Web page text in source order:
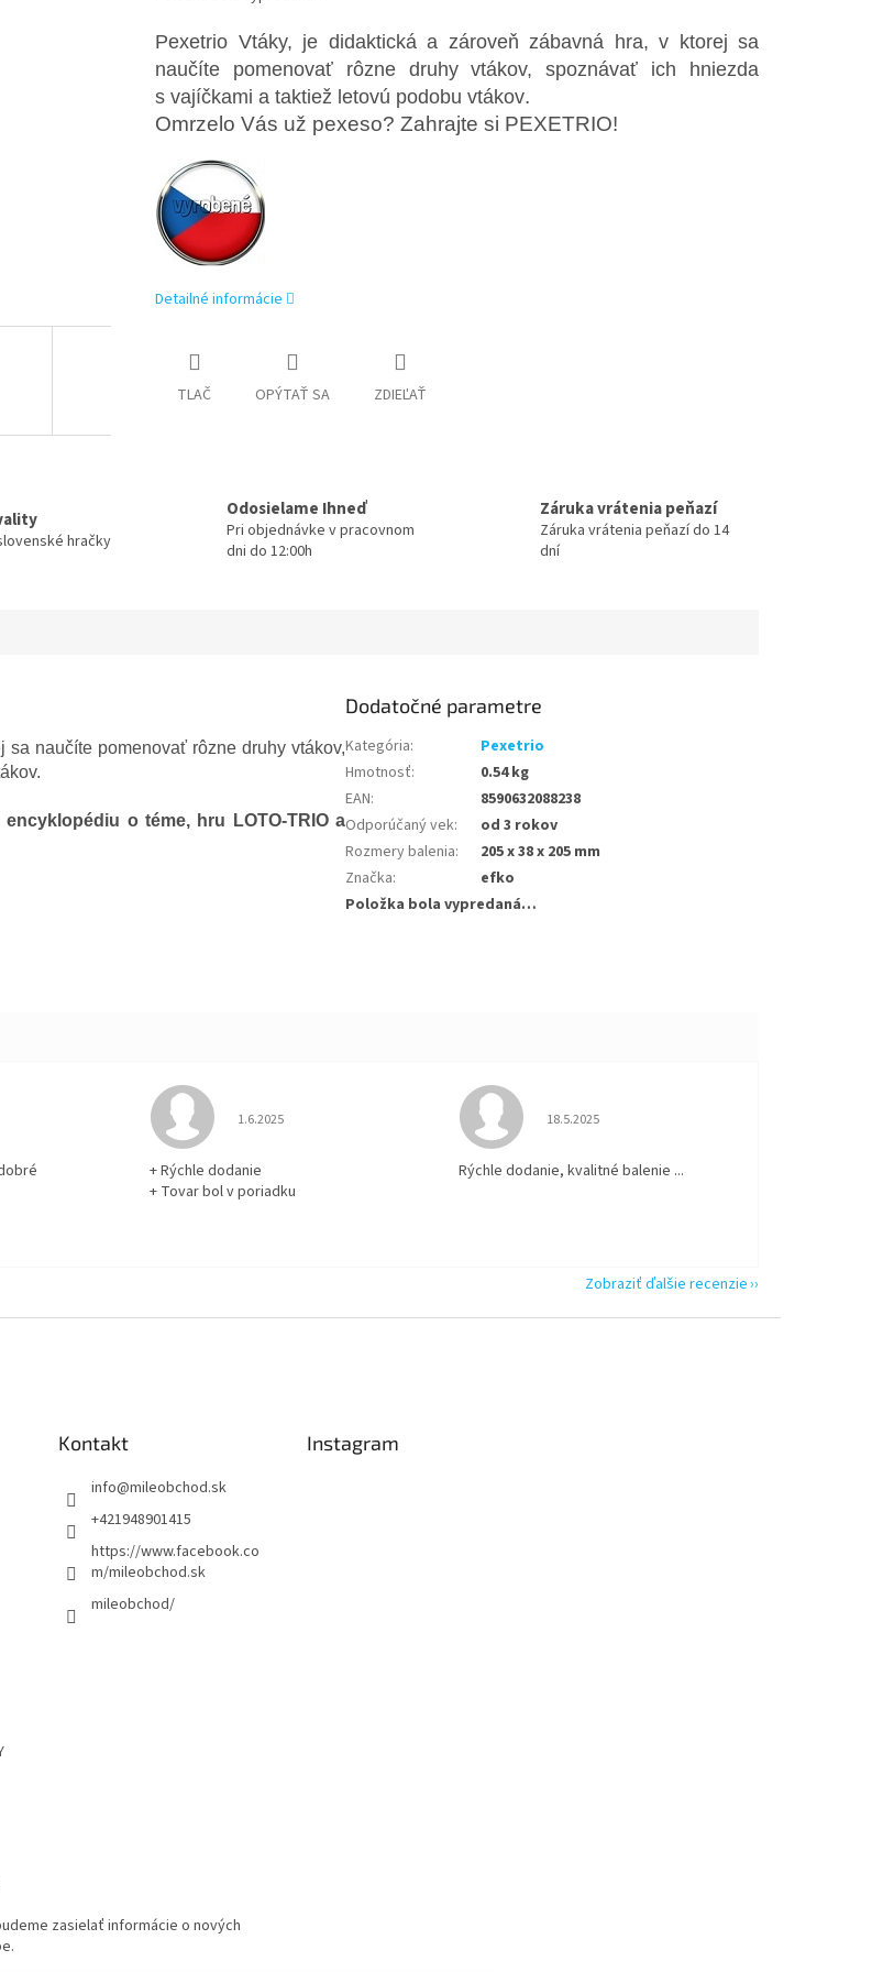
Pexetrio Vtáky, je didaktická a zároveň zábavná hra, v ktorej sa
naučíte pomenovať rôzne druhy vtákov, spoznávať ich hniezda
s vajíčkami a taktiež letovú podobu vtákov.
Omrzelo Vás už pexeso? Zahrajte si PEXETRIO!
Detailné informácie
TLAČ OPÝTAŤ SA ZDIEĽAŤ
hračky
Odosielame Ihneď
Pri objednávke v pracovnom
dni do 12:00h
Záruka vrátenia peňazí
Záruka vrátenia peňazí do 14
dní
sa naučíte pomenovať rôzne druhy vtákov,
.
o téme, hru LOTO-TRIO a
Dodatočné parametre
Kategória:
Pexetrio
Hmotnosť:
0.54 kg
EAN:
8590632088238
Odporúčaný vek:
od 3 rokov
Rozmery balenia:
205 x 38 x 205 mm
Značka:
efko
Položka bola vypredaná…
obchodu je 5 z 5 hviezdičiek. Hodnotenie obchodu je 5 z 5 hviezdičiek.
1.6.2025
+ Rýchle dodanie
+ Tovar bol v poriadku
Hodnotenie obchodu je 5 z 5 hviezdičiek.
18.5.2025
Rýchle dodanie, kvalitné balenie ...
Zobraziť ďalšie recenzie
Kontakt
info@mileobchod.sk
+421948901415
https://www.facebook.co
m/mileobchod.sk
mileobchod/
Instagram
zasielať informácie o nových